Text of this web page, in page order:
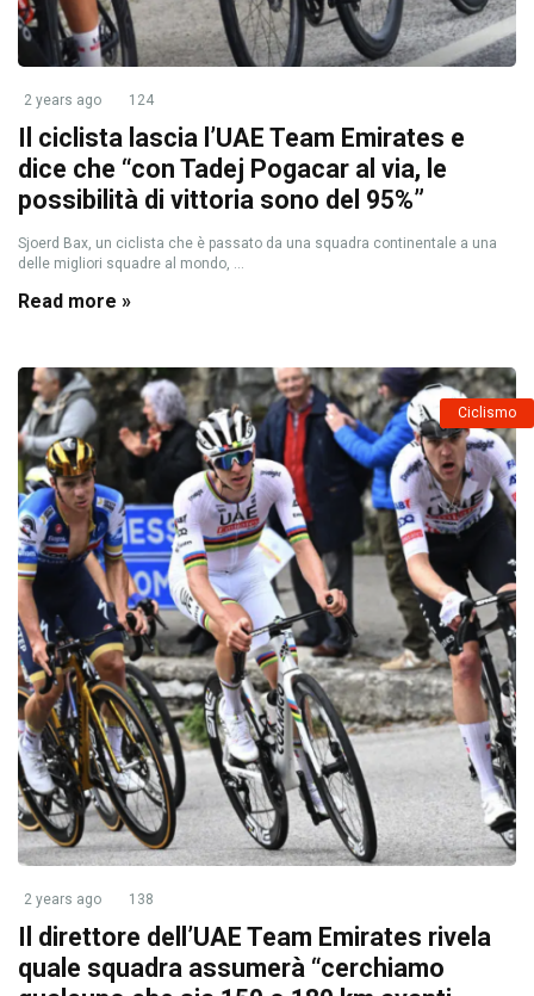
2 years ago 124
Il ciclista lascia l’UAE Team Emirates e
dice che “con Tadej Pogacar al via, le
possibilità di vittoria sono del 95%”
Sjoerd Bax, un ciclista che è passato da una squadra continentale a una
delle migliori squadre al mondo, ...
Read more »
Ciclismo
2 years ago 138
Il direttore dell’UAE Team Emirates rivela
quale squadra assumerà “cerchiamo